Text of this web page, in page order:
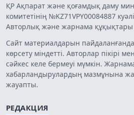
ҚР Ақпарат және қоғамдық даму
комитетінің №KZ71VPY00084887
Авторлық және жарнама құқықтары
Сайт материалдарын пайдаланғанда
көрсету міндетті. Авторлар пікірі
сәйкес келе бермеуі мүмкін.
хабарландырулардың мазмұнына
жауапты.
РЕДАКЦИЯ